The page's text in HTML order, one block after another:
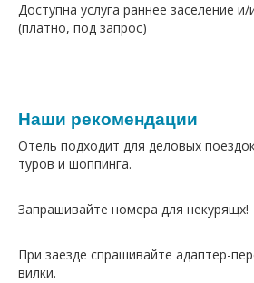
Доступна услуга раннее заселение
(платно, под запрос)
Наши рекомендации
Отель подходит для деловых
туров и шоппинга.
Запрашивайте номера для некурящх!
При заезде спрашивайте адаптер-
вилки.